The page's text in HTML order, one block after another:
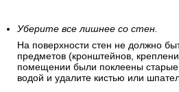
Уберите все лишнее со стен.
На поверхности стен не должно
предметов (кронштейнов,
помещении были поклеены старые
водой и удалите кистью или